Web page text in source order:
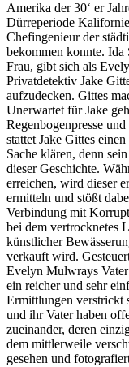
Amerika der 30‘ er
Dürreperiode
Chefingenieur der
bekommen konnte. Ida
Frau, gibt sich als
Privatdetektiv Jake
aufzudecken. Gittes
Unerwartet für Jake
Regenbogenpresse
stattet Jake Gittes
Sache klären, denn
dieser Geschichte.
erreichen, wird dieser
ermitteln und stößt
Verbindung mit
bei dem vertrocknetes
künstlicher
verkauft wird.
Evelyn Mulwrays
ein reicher und sehr
Ermittlungen verstrickt
und ihr Vater haben
zueinander, deren
dem mittlerweile
gesehen und